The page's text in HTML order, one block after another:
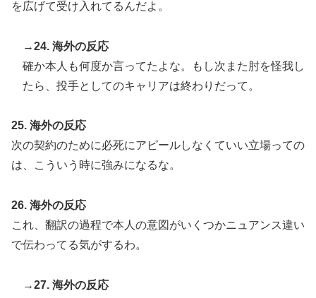
を広げて受け入れてるんだよ。
→24. 海外の反応
確か本人も何度か言ってたよな。もし次また肘を怪我し
たら、投手としてのキャリアは終わりだって。
25. 海外の反応
次の契約のために必死にアピールしなくていい立場っての
は、こういう時に強みになるな。
26. 海外の反応
これ、翻訳の過程で本人の意図がいくつかニュアンス違い
で伝わってる気がするわ。
→27. 海外の反応